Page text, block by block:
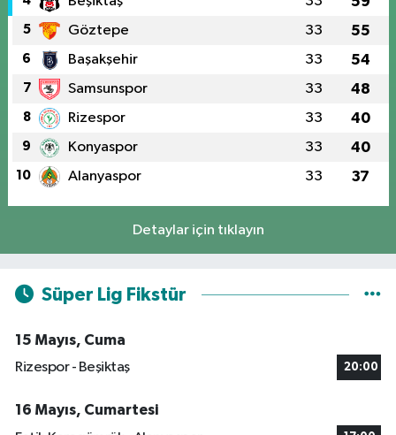
5 Göztepe 33 55
6 Başakşehir 33 54
7 Samsunspor 33 48
8 Rizespor 33 40
9 Konyaspor 33 40
10 Alanyaspor 33 37
Detaylar için tıklayın
Süper Lig Fikstür
15 Mayıs, Cuma
Rizespor - Beşiktaş
20:00
16 Mayıs, Cumartesi